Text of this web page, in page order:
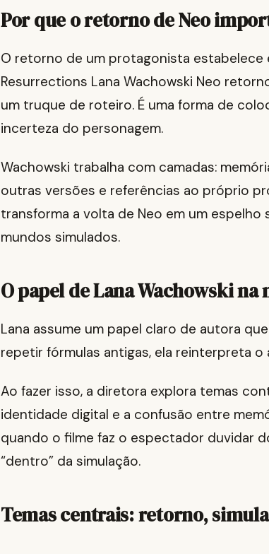
Por que o retorno de Neo
O retorno de um protagonista estabelece
Resurrections Lana Wachowski Neo
um truque de roteiro. É uma forma de
incerteza do personagem.
Wachowski trabalha com camadas:
outras versões e referências ao próprio
transforma a volta de Neo em um
mundos simulados.
O papel de Lana Wachowski
Lana assume um papel claro de autora
repetir fórmulas antigas, ela reinterpreta o
Ao fazer isso, a diretora explora temas
identidade digital e a confusão entre
quando o filme faz o espectador duvidar
“dentro” da simulação.
Temas centrais: retorno,